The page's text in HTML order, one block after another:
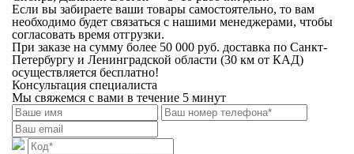
Если вы забираете ваши товары самостоятельно, то вам
необходимо будет связаться с нашими менеджерами, чтобы
согласовать время отгрузки.
При заказе на сумму более 50 000 руб. доставка по Санкт-
Петербургу и Ленинградской области (30 км от КАД)
осуществляется бесплатно!
Консультация специалиста
Мы свяжемся с вами в течение 5 минут